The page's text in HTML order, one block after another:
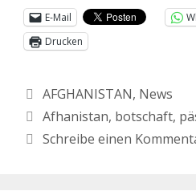
E-Mail
Drucken
AFGHANISTAN, News
Afhanistan, botschaft,
Schreibe einen